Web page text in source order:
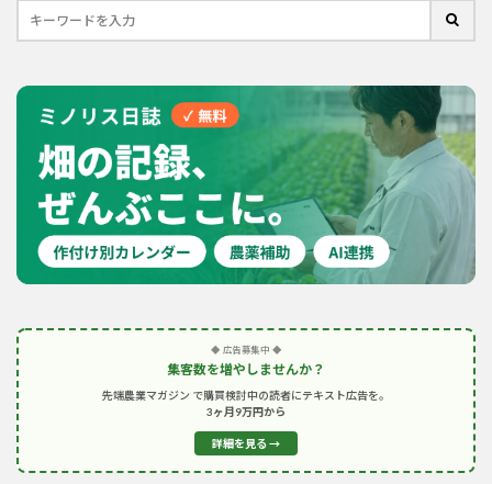
◆ 広告募集中 ◆
集客数を増やしませんか？
先端農業マガジン で購買検討中の読者にテキスト広告を。
3ヶ月9万円から
詳細を見る →